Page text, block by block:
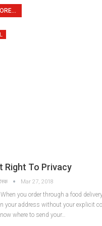
Right To Privacy
Mar 27, 2018
you order through a food
your address without your explicit
where to send your…